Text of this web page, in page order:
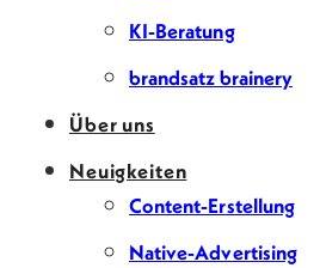
KI-Beratung
brandsatz brainery
Über uns
Neuigkeiten
Content-Erstellung
Native-Advertising